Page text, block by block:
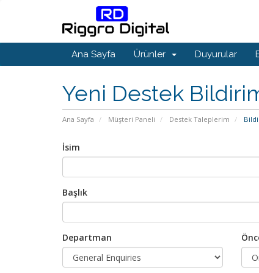
Ana Sayfa Ürünler Duyurular
Yeni Destek
Ana Sayfa Müşteri Paneli Destek Taleplerim
İsim
Başlık
Departman